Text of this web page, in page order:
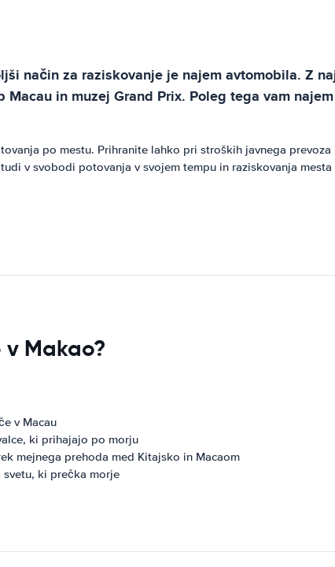
način za raziskovanje je najem avtomobila. Z
in muzej Grand Prix. Poleg tega vam
po mestu. Prihranite lahko pri stroških javnega
v svobodi potovanja v svojem tempu in raziskovanja
Makao?
v Macau
ki prihajajo po morju
mejnega prehoda med Kitajsko in Macaom
svetu, ki prečka morje